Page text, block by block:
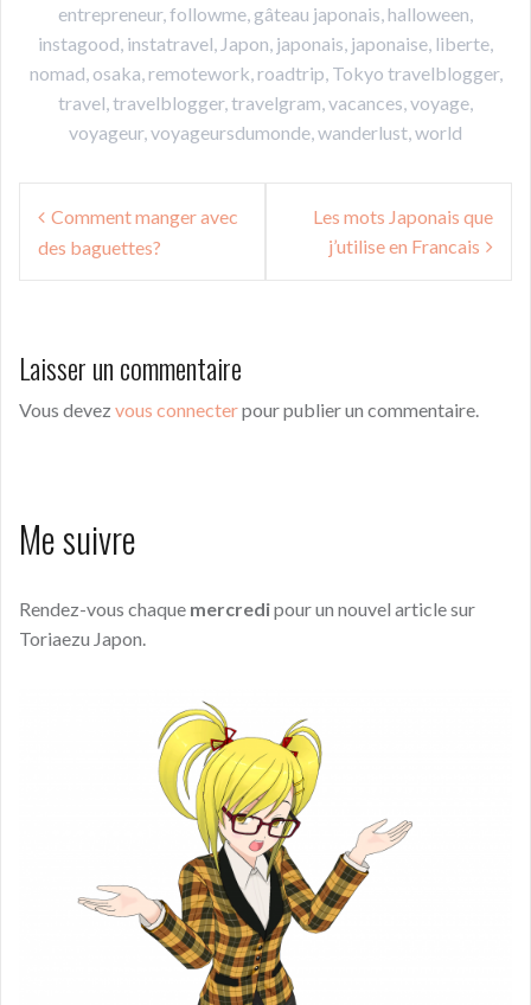
entrepreneur, followme gâteau japonais halloween
instagood instatravel Japon japonais japonaise liberte
nomad osaka remotework roadtrip Tokyo travelblogger,
travel travelblogger, travelgram vacances voyage
voyageur, voyageursdumonde wanderlust world
Navigation
de Comment manger avec
des baguettes?
Les mots Japonais que
j’utilise en Francais
Laisser un commentaire
Vous devez vous connecterpour publier un commentaire.
Me suivre
Rendez-vous chaque mercredipour un nouvel article sur
Toriaezu Japon.